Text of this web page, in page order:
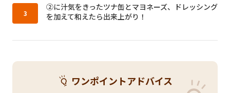
作り方3：
②に汁気をきったツナ缶とマヨネーズ、ドレッシング
を加えて和えたら出来上がり！
ワンポイントアドバイス